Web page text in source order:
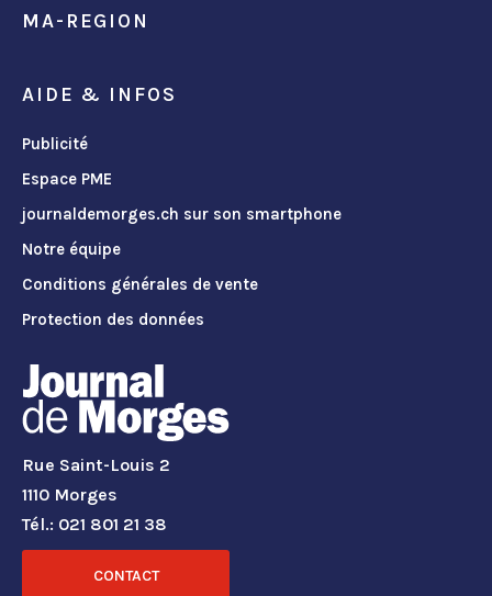
MA-REGION
AIDE & INFOS
Publicité
Espace PME
journaldemorges.ch sur son smartphone
Notre équipe
Conditions générales de vente
Protection des données
Rue Saint-Louis 2
1110 Morges
Tél.: 021 801 21 38
CONTACT